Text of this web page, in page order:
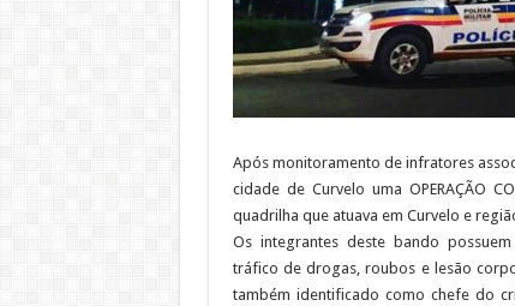
Após monitoramento de infratores
cidade de Curvelo uma OPERAÇÃO
quadrilha que atuava em Curvelo e
Os integrantes deste bando
tráfico de drogas, roubos e lesão
também identificado como chefe do